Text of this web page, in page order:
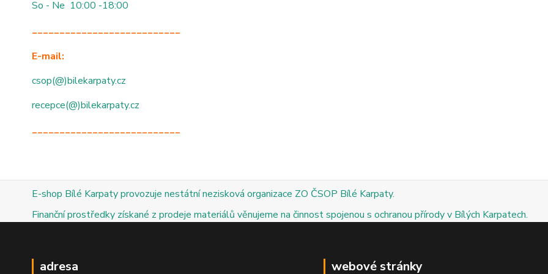
So - Ne 10:00 -18:00
___________________________
E-mail:
csop(@)bilekarpaty.cz
recepce(@)bilekarpaty.cz
___________________________
E-shop Bílé Karpaty provozuje nestátní nezisková organizace ZO ČSOP Bílé Karpaty.
Finanční prostředky získané z prodeje materiálů věnujeme na činnost spojenou s ochranou přírody v Bílých Karpatech.
adresa webové stránky